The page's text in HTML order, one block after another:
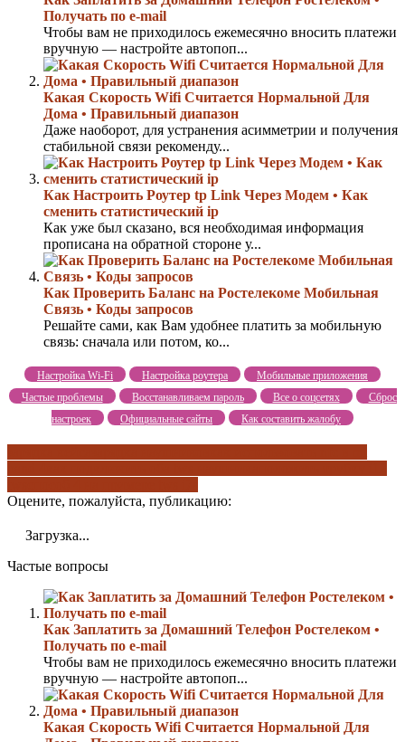
Получать по e-mail
Чтобы вам не приходилось ежемесячно вносить платежи
вручную — настройте автопоп...
Какая Скорость Wifi Считается Нормальной Для
Дома • Правильный диапазон
Даже наоборот, для устранения асимметрии и получения
стабильной связи рекоменду...
Как Настроить Роутер tp Link Через Модем • Как
сменить статистический ip
Как уже был сказано, вся необходимая информация
прописана на обратной стороне у...
Как Проверить Баланс на Ростелекоме Мобильная
Связь • Коды запросов
Решайте сами, как Вам удобнее платить за мобильную
связь: сначала или потом, ко...
Настройка Wi-Fi Настройка роутера
Мобильные приложения
Частые проблемы
Восстанавливаем пароль Все о соцсетях
Сброс
настроек
Официальные сайты Как составить жалобу
Оцените, пожалуйста, публикацию:
Загрузка...
Частые вопросы
Как Заплатить за Домашний Телефон Ростелеком •
Получать по e-mail
Чтобы вам не приходилось ежемесячно вносить платежи
вручную — настройте автопоп...
Какая Скорость Wifi Считается Нормальной Для